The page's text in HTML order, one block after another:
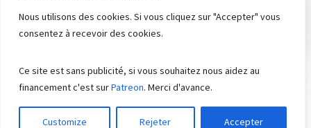
Nous utilisons des cookies. Si vous cliquez sur "Accepter" vous
consentez à recevoir des cookies.
Ce site est sans publicité, si vous souhaitez nous aidez au
financement c'est surPatreon. Merci d'avance.
Customize Rejeter Accepter
Suite48Aidez-nousContributions